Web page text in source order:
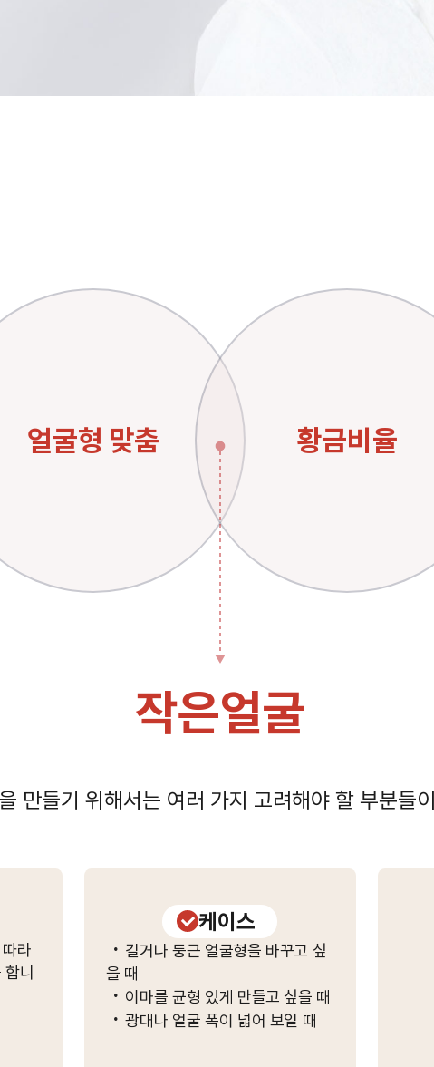
얼굴형 맞춤 황금비율
작은얼굴
만들기 위해서는 여러 가지 고려해야 할 부분들
라
합니
케이스
· 길거나 둥근 얼굴형을 바꾸고 싶
을 때
· 이마를 균형 있게 만들고 싶을 때
· 광대나 얼굴 폭이 넓어 보일 때